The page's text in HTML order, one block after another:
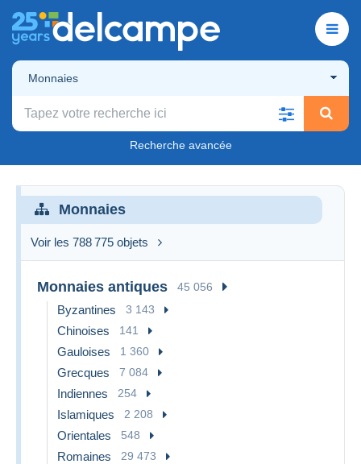
Monnaies
Recherche avancée
Monnaies
Voir les 788 775 objets
Monnaies antiques 45 056
Byzantines 3 143
Chinoises 141
Gauloises 1 360
Grecques 7 084
Indiennes 254
Islamiques 2 208
Orientales 548
Romaines 29 473